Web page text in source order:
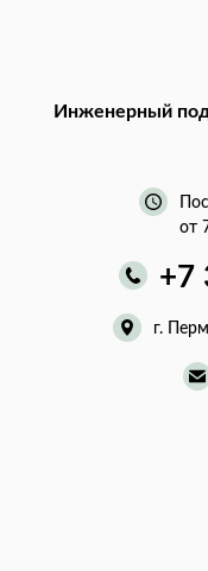
Инженерный
от
+7
г.